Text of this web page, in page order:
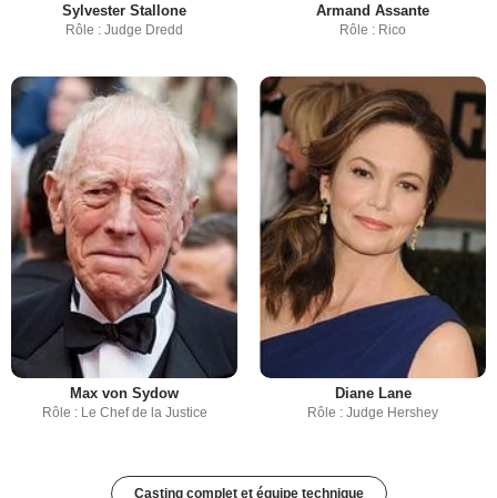
Sylvester Stallone
Rôle : Judge Dredd
Armand Assante
Rôle : Rico
Max von Sydow
Rôle : Le Chef de la Justice
Diane Lane
Rôle : Judge Hershey
Casting complet et équipe technique